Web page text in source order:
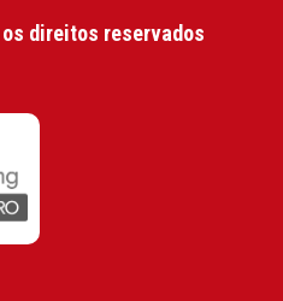
direitos reservados